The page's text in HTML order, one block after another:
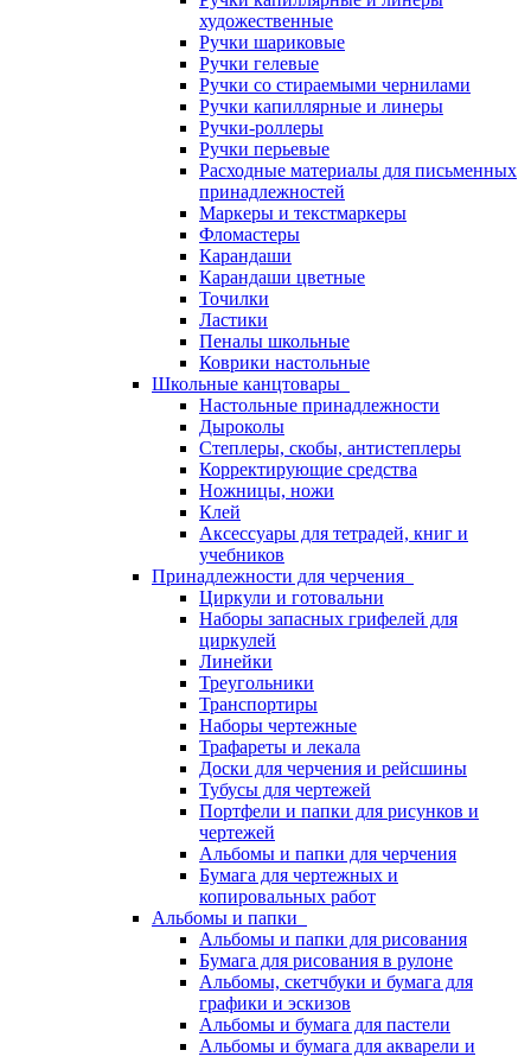
художественные
Ручки шариковые
Ручки гелевые
Ручки со стираемыми чернилами
Ручки капиллярные и линеры
Ручки-роллеры
Ручки перьевые
Расходные материалы для письменных
принадлежностей
Маркеры и текстмаркеры
Фломастеры
Карандаши
Карандаши цветные
Точилки
Ластики
Пеналы школьные
Коврики настольные
Школьные канцтовары
Настольные принадлежности
Дыроколы
Степлеры, скобы, антистеплеры
Корректирующие средства
Ножницы, ножи
Клей
Аксессуары для тетрадей, книг и
учебников
Принадлежности для черчения
Циркули и готовальни
Наборы запасных грифелей для
циркулей
Линейки
Треугольники
Транспортиры
Наборы чертежные
Трафареты и лекала
Доски для черчения и рейсшины
Тубусы для чертежей
Портфели и папки для рисунков и
чертежей
Альбомы и папки для черчения
Бумага для чертежных и
копировальных работ
Альбомы и папки
Альбомы и папки для рисования
Бумага для рисования в рулоне
Альбомы, скетчбуки и бумага для
графики и эскизов
Альбомы и бумага для пастели
Альбомы и бумага для акварели и